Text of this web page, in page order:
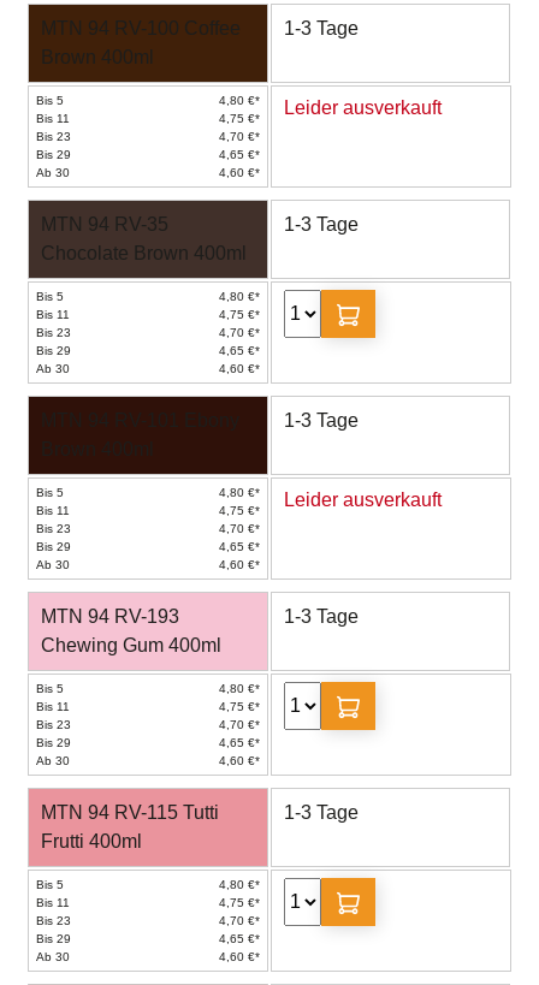
MTN 94 RV-100 Coffee
Brown 400ml
1-3 Tage
Bis 5
4,80 €*
Bis 11
4,75 €*
Bis 23
4,70 €*
Bis 29
4,65 €*
Ab 30
4,60 €*
Leider ausverkauft
MTN 94 RV-35
Chocolate Brown 400ml
1-3 Tage
Bis 5
4,80 €*
Bis 11
4,75 €*
Bis 23
4,70 €*
Bis 29
4,65 €*
Ab 30
4,60 €*
1-3 Tage
Bis 5
4,80 €*
Bis 11
4,75 €*
Bis 23
4,70 €*
Bis 29
4,65 €*
Ab 30
4,60 €*
Leider ausverkauft
MTN 94 RV-193
Chewing Gum 400ml
1-3 Tage
Bis 5
4,80 €*
Bis 11
4,75 €*
Bis 23
4,70 €*
Bis 29
4,65 €*
Ab 30
4,60 €*
MTN 94 RV-115 Tutti
Frutti 400ml
1-3 Tage
Bis 5
4,80 €*
Bis 11
4,75 €*
Bis 23
4,70 €*
Bis 29
4,65 €*
Ab 30
4,60 €*